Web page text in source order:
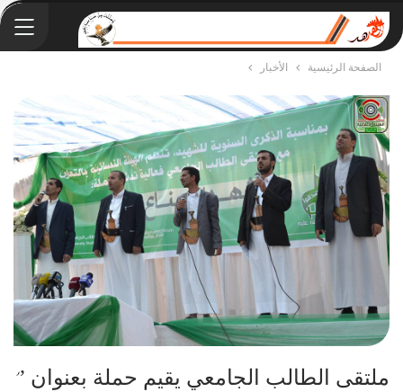
الصفحة الرئيسية الأخبار
ملتقى الطالب الجامعي يقيم حملة بعنوان ”